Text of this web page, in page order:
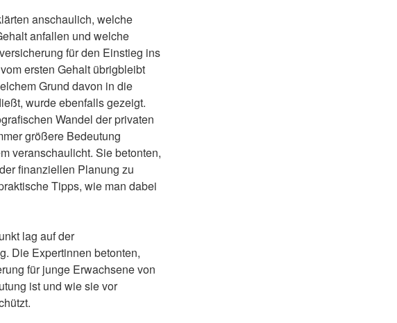
anschaulich, welche
anfallen und welche
für den Einstieg ins
ersten Gehalt übrigbleibt
Grund davon in die
wurde ebenfalls gezeigt.
Wandel der privaten
größere Bedeutung
veranschaulicht. Sie betonten,
finanziellen Planung zu
Tipps, wie man dabei
lag auf der
Die Expertinnen betonten,
für junge Erwachsene von
ist und wie sie vor